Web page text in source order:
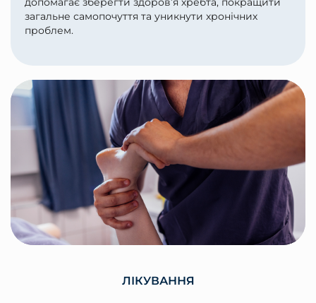
загальне самопочуття та уникнути хронічних
проблем.
ЛІКУВАННЯ